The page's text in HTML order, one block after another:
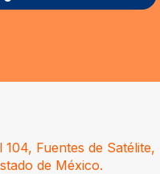
104, Fuentes de Satélite,
de México.